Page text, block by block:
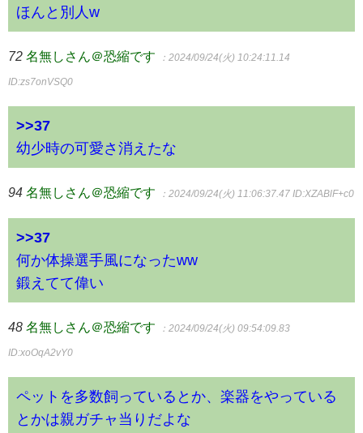
ほんと別人w
72 名無しさん＠恐縮です ：2024/09/24(火) 10:24:11.14
ID:zs7onVSQ0
>>37
幼少時の可愛さ消えたな
94 名無しさん＠恐縮です ：2024/09/24(火) 11:06:37.47 ID:XZABlF+c0
>>37
何か体操選手風になったww
鍛えてて偉い
48 名無しさん＠恐縮です ：2024/09/24(火) 09:54:09.83
ID:xoOqA2vY0
ペットを多数飼っているとか、楽器をやっている
とかは親ガチャ当りだよな